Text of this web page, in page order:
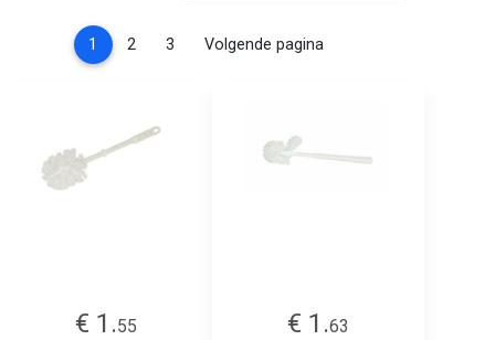
1 (current)
2 3 Volgende pagina
€ 1.55
€ 1.63